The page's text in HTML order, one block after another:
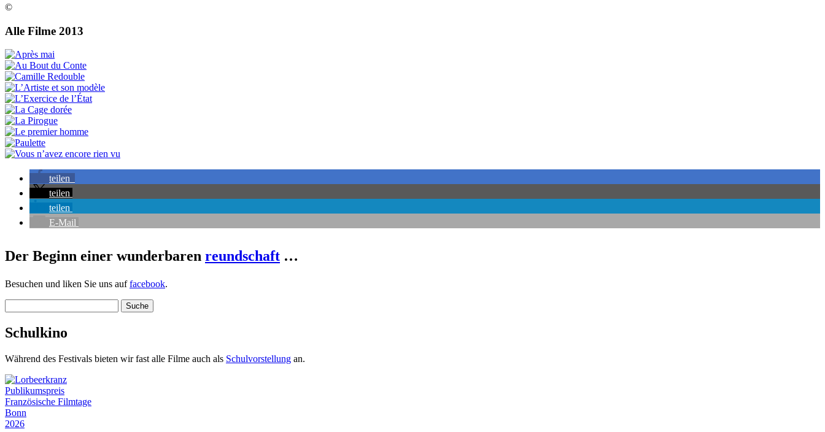
©
Alle Filme 2013
teilen
teilen
teilen
E-Mail
Der Beginn einer wunderbaren reundschaft …
Besuchen und liken Sie uns auffacebook.
nach:
Schulkino
Während des Festivals bieten wir fast alle Filme auch als Schul­vor­stellung an.
Publikumspreis
Französische Filmtage
Bonn
2026